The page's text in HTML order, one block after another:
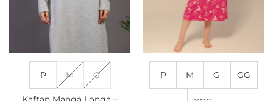
página
do
produto
P M G P M G GG